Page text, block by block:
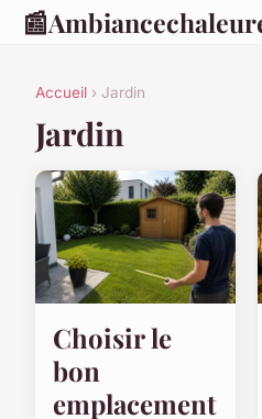
📰
Accueil › Jardin
Jardin
Choisir le
bon
emplacement